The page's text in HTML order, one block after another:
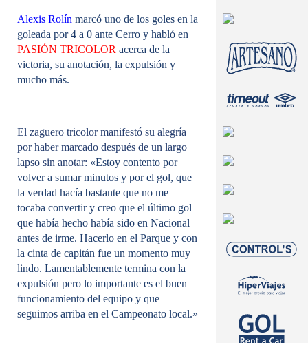
r
Alexis Rolín marcó uno de los goles en la
goleada por 4 a 0 ante Cerro y habló en
PASIÓN TRICOLOR acerca de la
victoria, su anotación, la expulsión y
mucho más.
El zaguero tricolor manifestó su alegría
por haber marcado después de un largo
lapso sin anotar: «Estoy contento por
volver a sumar minutos y por el gol, que
la verdad hacía bastante que no me
tocaba convertir y creo que el último gol
que había hecho había sido en Nacional
antes de irme. Hacerlo en el Parque y con
la cinta de capitán fue un momento muy
lindo. Lamentablemente termina con la
expulsión pero lo importante es el buen
funcionamiento del equipo y que
seguimos arriba en el Campeonato local.»